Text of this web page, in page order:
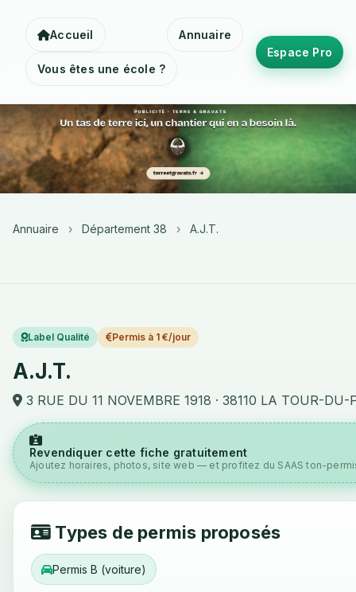
Accueil Annuaire
Vous êtes une école ?
Espace Pro
Annuaire › Département 38 › A.J.T.
Label Qualité Permis à 1 €/jour
A.J.T.
3 RUE DU 11 NOVEMBRE 1918 · 38110 LA TOUR-DU-
Revendiquer cette fiche gratuitement
Ajoutez horaires, photos, site web — et profitez du SAAS ton-
Types de permis proposés
Permis B (voiture)